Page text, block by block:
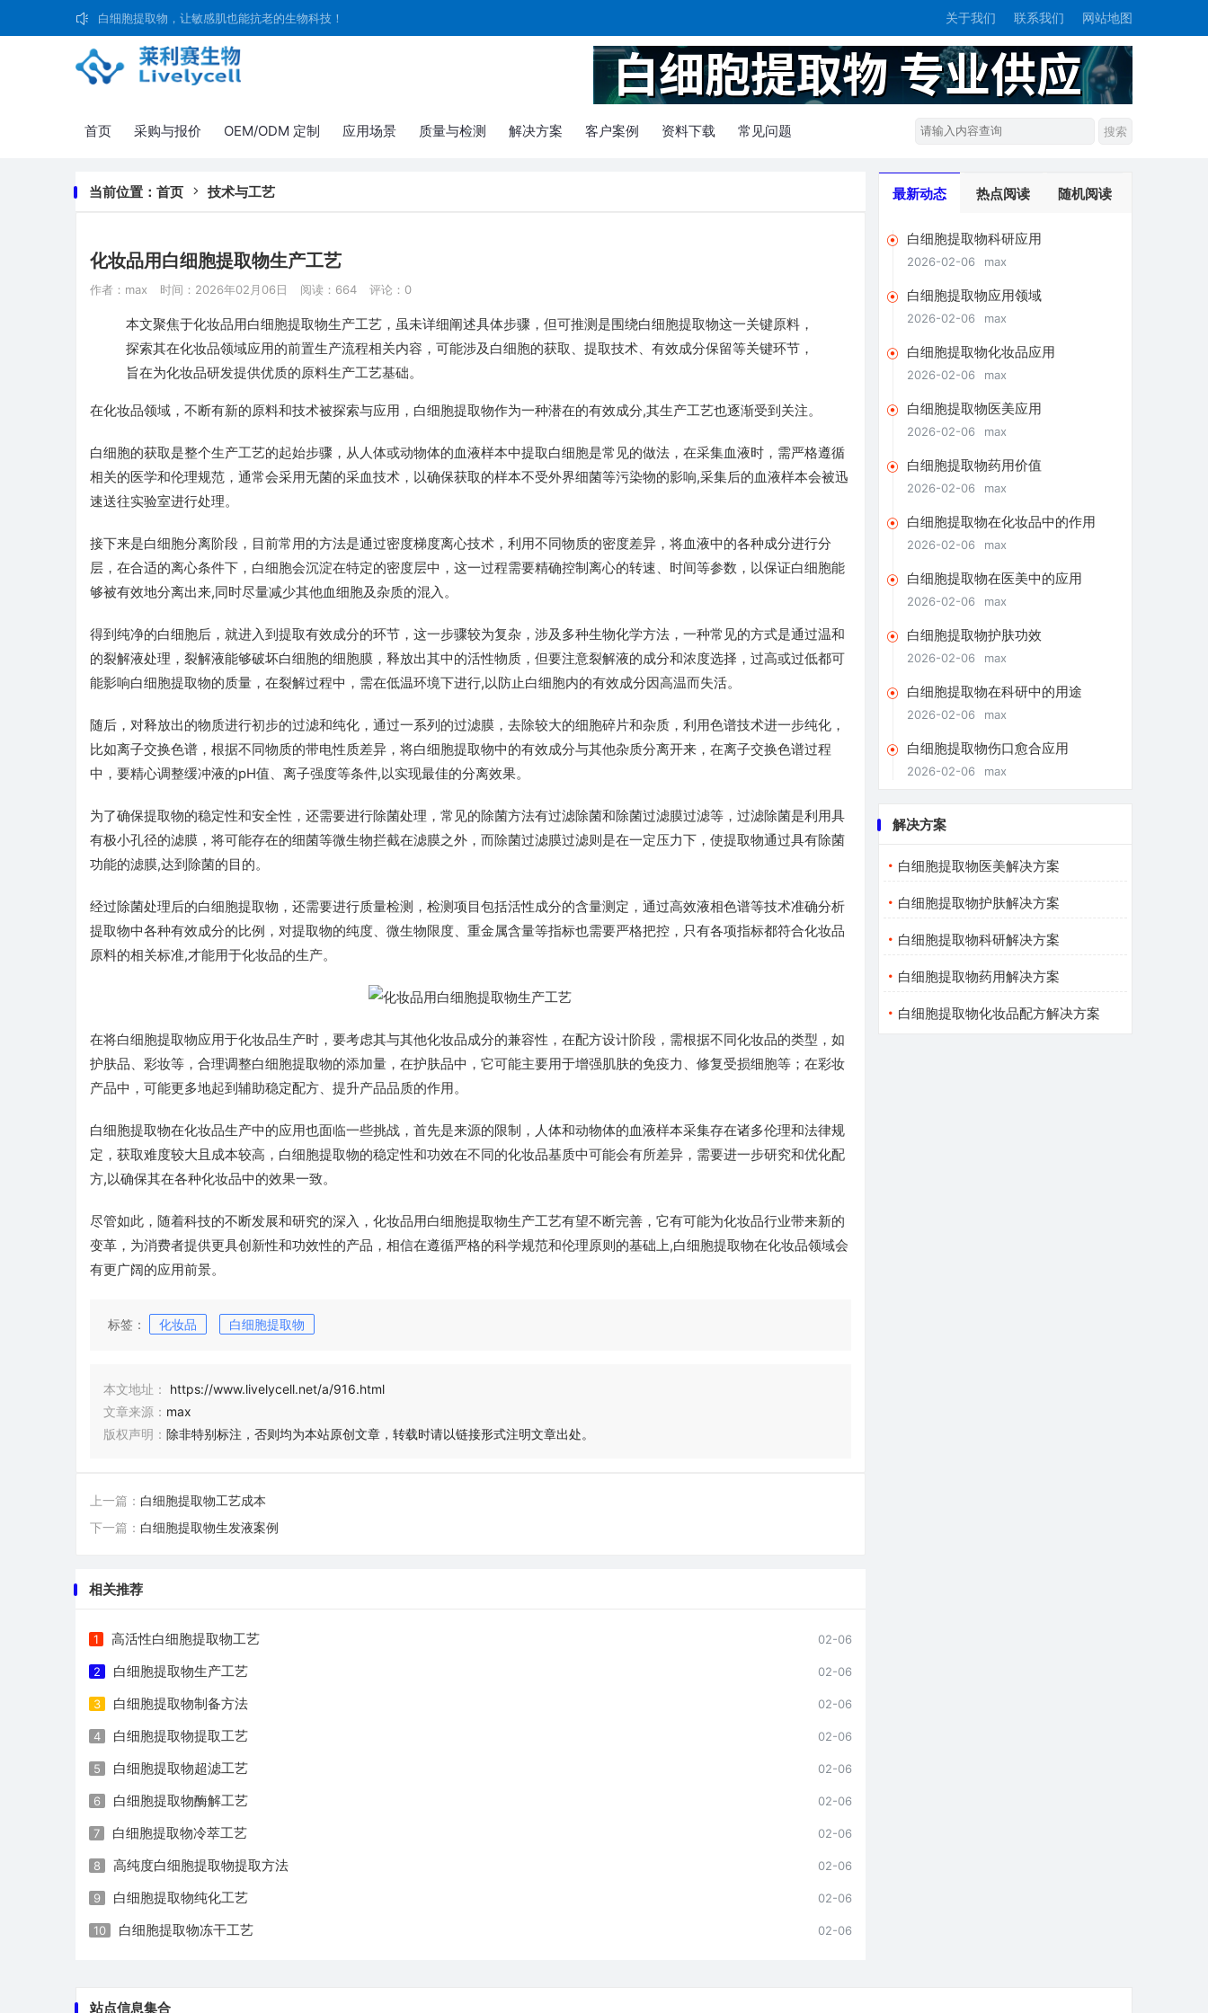
白细胞提取物，让敏感肌也能抗老的生物科技！ 关于我们 联系我们 网站地图
首页 采购与报价 OEM/ODM 定制 应用场景 质量与检测 解决方案 客户案例 资料下载 常见问题
当前位置： 首页 技术与工艺
化妆品用白细胞提取物生产工艺
作者：max 时间：2026年02月06日 阅读：664 评论：0
本文聚焦于化妆品用白细胞提取物生产工艺，虽未详细阐述具体步骤，但可推测是围绕白细胞提取物这一关键原料，
探索其在化妆品领域应用的前置生产流程相关内容，可能涉及白细胞的获取、提取技术、有效成分保留等关键环节，
旨在为化妆品研发提供优质的原料生产工艺基础。
在化妆品领域，不断有新的原料和技术被探索与应用，白细胞提取物作为一种潜在的有效成分,其生产工艺也逐渐受到关注。
白细胞的获取是整个生产工艺的起始步骤，从人体或动物体的血液样本中提取白细胞是常见的做法，在采集血液时，需严格遵循
相关的医学和伦理规范，通常会采用无菌的采血技术，以确保获取的样本不受外界细菌等污染物的影响,采集后的血液样本会被迅
速送往实验室进行处理。
接下来是白细胞分离阶段，目前常用的方法是通过密度梯度离心技术，利用不同物质的密度差异，将血液中的各种成分进行分
层，在合适的离心条件下，白细胞会沉淀在特定的密度层中，这一过程需要精确控制离心的转速、时间等参数，以保证白细胞能
够被有效地分离出来,同时尽量减少其他血细胞及杂质的混入。
得到纯净的白细胞后，就进入到提取有效成分的环节，这一步骤较为复杂，涉及多种生物化学方法，一种常见的方式是通过温和
的裂解液处理，裂解液能够破坏白细胞的细胞膜，释放出其中的活性物质，但要注意裂解液的成分和浓度选择，过高或过低都可
能影响白细胞提取物的质量，在裂解过程中，需在低温环境下进行,以防止白细胞内的有效成分因高温而失活。
随后，对释放出的物质进行初步的过滤和纯化，通过一系列的过滤膜，去除较大的细胞碎片和杂质，利用色谱技术进一步纯化，
比如离子交换色谱，根据不同物质的带电性质差异，将白细胞提取物中的有效成分与其他杂质分离开来，在离子交换色谱过程
中，要精心调整缓冲液的pH值、离子强度等条件,以实现最佳的分离效果。
为了确保提取物的稳定性和安全性，还需要进行除菌处理，常见的除菌方法有过滤除菌和除菌过滤膜过滤等，过滤除菌是利用具
有极小孔径的滤膜，将可能存在的细菌等微生物拦截在滤膜之外，而除菌过滤膜过滤则是在一定压力下，使提取物通过具有除菌
功能的滤膜,达到除菌的目的。
经过除菌处理后的白细胞提取物，还需要进行质量检测，检测项目包括活性成分的含量测定，通过高效液相色谱等技术准确分析
提取物中各种有效成分的比例，对提取物的纯度、微生物限度、重金属含量等指标也需要严格把控，只有各项指标都符合化妆品
原料的相关标准,才能用于化妆品的生产。
在将白细胞提取物应用于化妆品生产时，要考虑其与其他化妆品成分的兼容性，在配方设计阶段，需根据不同化妆品的类型，如
护肤品、彩妆等，合理调整白细胞提取物的添加量，在护肤品中，它可能主要用于增强肌肤的免疫力、修复受损细胞等；在彩妆
产品中，可能更多地起到辅助稳定配方、提升产品品质的作用。
白细胞提取物在化妆品生产中的应用也面临一些挑战，首先是来源的限制，人体和动物体的血液样本采集存在诸多伦理和法律规
定，获取难度较大且成本较高，白细胞提取物的稳定性和功效在不同的化妆品基质中可能会有所差异，需要进一步研究和优化配
方,以确保其在各种化妆品中的效果一致。
尽管如此，随着科技的不断发展和研究的深入，化妆品用白细胞提取物生产工艺有望不断完善，它有可能为化妆品行业带来新的
变革，为消费者提供更具创新性和功效性的产品，相信在遵循严格的科学规范和伦理原则的基础上,白细胞提取物在化妆品领域会
有更广阔的应用前景。
标签： 化妆品 白细胞提取物
本文地址：
https://www.livelycell.net/a/916.html
文章来源： max
版权声明： 除非特别标注，否则均为本站原创文章，转载时请以链接形式注明文章出处。
上一篇： 白细胞提取物工艺成本
下一篇： 白细胞提取物生发液案例
相关推荐
02-06
1 高活性白细胞提取物工艺
02-06
2 白细胞提取物生产工艺
02-06
3 白细胞提取物制备方法
02-06
4 白细胞提取物提取工艺
02-06
5 白细胞提取物超滤工艺
02-06
6 白细胞提取物酶解工艺
02-06
7 白细胞提取物冷萃工艺
02-06
8 高纯度白细胞提取物提取方法
02-06
9 白细胞提取物纯化工艺
02-06
10 白细胞提取物冻干工艺
最新动态 热点阅读 随机阅读
白细胞提取物科研应用
2026-02-06 max
白细胞提取物应用领域
2026-02-06 max
白细胞提取物化妆品应用
2026-02-06 max
白细胞提取物医美应用
2026-02-06 max
白细胞提取物药用价值
2026-02-06 max
白细胞提取物在化妆品中的作用
2026-02-06 max
白细胞提取物在医美中的应用
2026-02-06 max
白细胞提取物护肤功效
2026-02-06 max
白细胞提取物在科研中的用途
2026-02-06 max
白细胞提取物伤口愈合应用
2026-02-06 max
解决方案
白细胞提取物医美解决方案
白细胞提取物护肤解决方案
白细胞提取物科研解决方案
白细胞提取物药用解决方案
白细胞提取物化妆品配方解决方案
站点信息集合